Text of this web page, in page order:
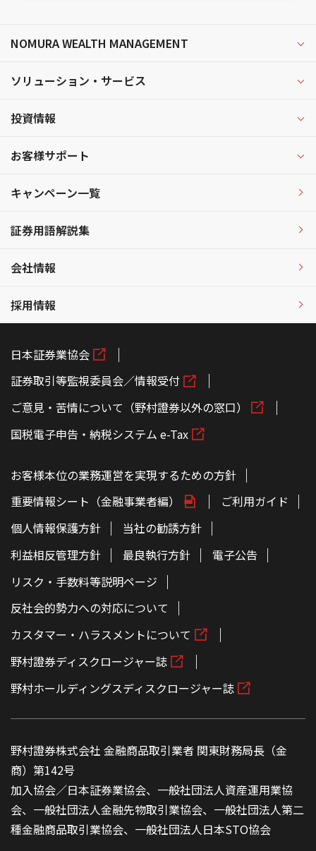
NOMURA WEALTH MANAGEMENT
ソリューション・サービス
投資情報
お客様サポート
キャンペーン一覧
証券用語解説集
会社情報
採用情報
日本証券業協会
証券取引等監視委員会／情報受付
ご意見・苦情について（野村證券以外の窓口）
国税電子申告・納税システム e-Tax
お客様本位の業務運営を実現するための方針
重要情報シート（金融事業者編）
ご利用ガイド
個人情報保護方針
当社の勧誘方針
利益相反管理方針
最良執行方針
電子公告
リスク・手数料等説明ページ
反社会的勢力への対応について
カスタマー・ハラスメントについて
野村證券ディスクロージャー誌
野村ホールディングスディスクロージャー誌
野村證券株式会社 金融商品取引業者 関東財務局長（金
商）第142号
加入協会／日本証券業協会、一般社団法人資産運用業協
会、一般社団法人金融先物取引業協会、一般社団法人第二
種金融商品取引業協会、一般社団法人日本STO協会